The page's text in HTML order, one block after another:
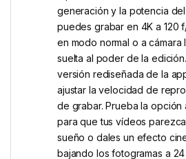
generación y la potencia del
puedes grabar en 4K a 120
en modo normal o a cámara
suelta al poder de la
versión rediseñada de la
ajustar la velocidad de
de grabar. Prueba la opción
para que tus vídeos
sueño o dales un efecto
bajando los fotogramas a